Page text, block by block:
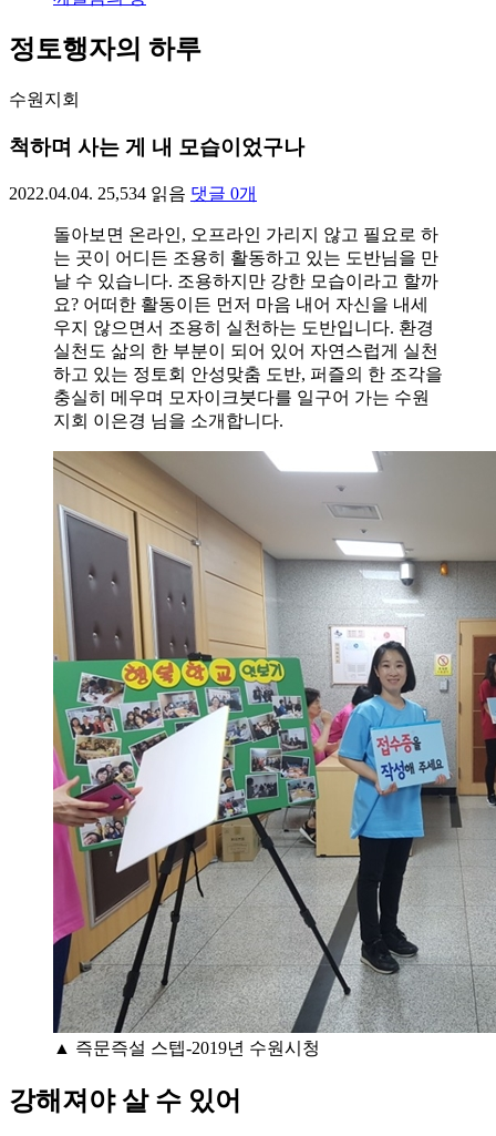
정토행자의 하루
수원지회
척하며 사는 게 내 모습이었구나
2022.04.04. 25,534 읽음 댓글 0개
돌아보면 온라인, 오프라인 가리지 않고 필요로 하
는 곳이 어디든 조용히 활동하고 있는 도반님을 만
날 수 있습니다. 조용하지만 강한 모습이라고 할까
요? 어떠한 활동이든 먼저 마음 내어 자신을 내세
우지 않으면서 조용히 실천하는 도반입니다. 환경
실천도 삶의 한 부분이 되어 있어 자연스럽게 실천
하고 있는 정토회 안성맞춤 도반, 퍼즐의 한 조각을
충실히 메우며 모자이크붓다를 일구어 가는 수원
지회 이은경 님을 소개합니다.
▲ 즉문즉설 스텝-2019년 수원시청
강해져야 살 수 있어